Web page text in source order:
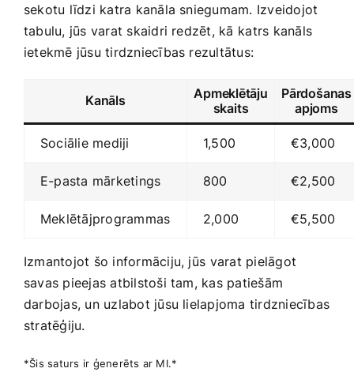
sekotu līdzi katra kanāla sniegumam. Izveidojot
tabulu, jūs varat​ skaidri redzēt, kā ⁣katrs kanāls
ietekmē jūsu tirdzniecības rezultātus:
Kanāls
Apmeklētāju
skaits
Pārdošanas
apjoms
Sociālie mediji 1,500 €3,000
E-pasta mārketings 800 €2,500
Meklētājprogrammas 2,000 €5,500
Izmantojot šo informāciju, jūs⁢ varat pielāgot
savas pieejas‍ atbilstoši tam, kas patiešām
darbojas, un uzlabot jūsu lielapjoma tirdzniecības
stratēģiju.
*Šis saturs ir ģenerēts ar MI.*